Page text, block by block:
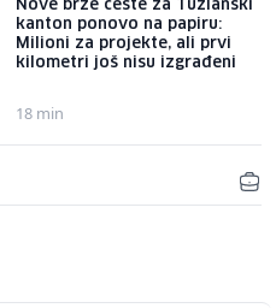
Nove brze ceste za Tuzlanski
kanton ponovo na papiru:
Milioni za projekte, ali prvi
kilometri još nisu izgrađeni
18 min